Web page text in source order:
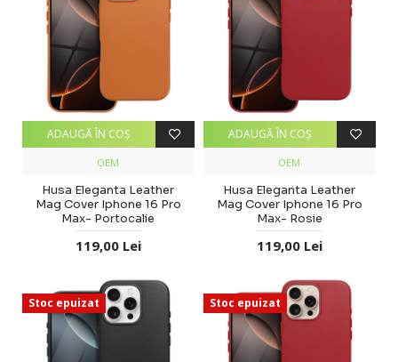
OEM
Husa Eleganta Leather
Mag Cover Iphone 16 Pro
Max- Portocalie
119,00 Lei
ADAUGĂ ÎN COŞ
OEM
Husa Eleganta Leather
Mag Cover Iphone 16 Pro
Max- Rosie
119,00 Lei
ADAUGĂ ÎN COŞ
Stoc epuizat Stoc epuizat